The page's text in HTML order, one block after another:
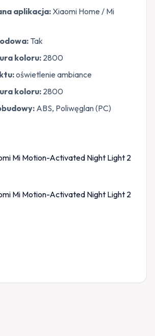
aplikacja: Xiaomi Home / Mi
Tak
koloru:2800
oświetlenie ambiance
koloru:2800
ABS, Poliwęglan (PC)